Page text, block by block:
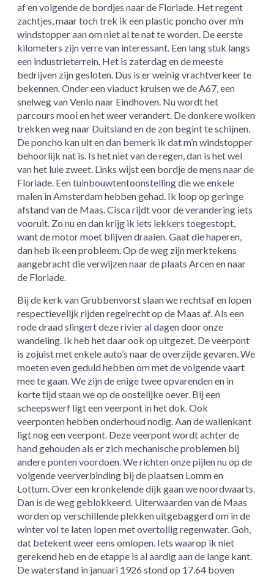
af en volgende de bordjes naar de Floriade. Het regent
zachtjes, maar toch trek ik een plastic poncho over m’n
windstopper aan om niet al te nat te worden. De eerste
kilometers zijn verre van interessant. Een lang stuk langs
een industrieterrein. Het is zaterdag en de meeste
bedrijven zijn gesloten. Dus is er weinig vrachtverkeer te
bekennen. Onder een viaduct kruisen we de A67, een
snelweg van Venlo naar Eindhoven. Nu wordt het
parcours mooi en het weer verandert. De donkere wolken
trekken weg naar Duitsland en de zon begint te schijnen.
De poncho kan uit en dan bemerk ik dat m’n windstopper
behoorlijk nat is. Is het niet van de regen, dan is het wel
van het luie zweet. Links wijst een bordje de mens naar de
Floriade. Een tuinbouwtentoonstelling die we enkele
malen in Amsterdam hebben gehad. Ik loop op geringe
afstand van de Maas. Cisca rijdt voor de verandering iets
vooruit. Zo nu en dan krijg ik iets lekkers toegestopt,
want de motor moet blijven draaien. Gaat die haperen,
dan heb ik een probleem. Op de weg zijn merktekens
aangebracht die verwijzen naar de plaats Arcen en naar
de Floriade.
Bij de kerk van Grubbenvorst slaan we rechtsaf en lopen
respectievelijk rijden regelrecht op de Maas af. Als een
rode draad slingert deze rivier al dagen door onze
wandeling. Ik heb het daar ook op uitgezet. De veerpont
is zojuist met enkele auto’s naar de overzijde gevaren. We
moeten even geduld hebben om met de volgende vaart
mee te gaan. We zijn de enige twee opvarenden en in
korte tijd staan we op de oostelijke oever. Bij een
scheepswerf ligt een veerpont in het dok. Ook
veerponten hebben onderhoud nodig. Aan de wallenkant
ligt nog een veerpont. Deze veerpont wordt achter de
hand gehouden als er zich mechanische problemen bij
andere ponten voordoen. We richten onze pijlen nu op de
volgende veerverbinding bij de plaatsen Lomm en
Lottum. Over een kronkelende dijk gaan we noordwaarts.
Dan is de weg geblokkeerd. Uiterwaarden van de Maas
worden op verschillende plekken uitgebaggerd om in de
winter vol te laten lopen met overtollig regenwater. Goh,
dat betekent weer eens omlopen. Iets waarop ik niet
gerekend heb en de etappe is al aardig aan de lange kant.
De waterstand in januari 1926 stond op 17.64 boven